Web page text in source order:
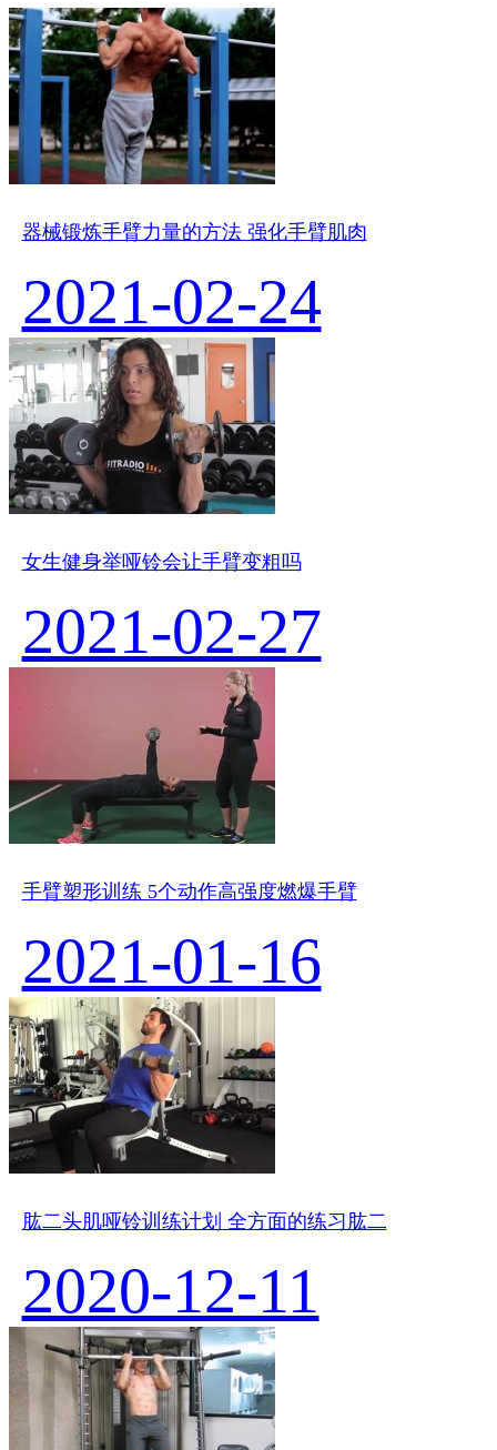
器械锻炼手臂力量的方法 强化手臂肌肉
2021-02-24
女生健身举哑铃会让手臂变粗吗
2021-02-27
手臂塑形训练 5个动作高强度燃爆手臂
2021-01-16
肱二头肌哑铃训练计划 全方面的练习肱二
2020-12-11